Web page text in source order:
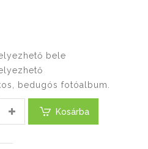
bele
bedugós fotóalbum.
Kosárba